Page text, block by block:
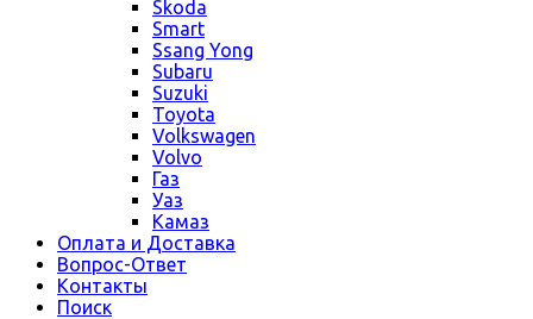
Skoda
Smart
Ssang Yong
Subaru
Suzuki
Toyota
Volkswagen
Volvo
Газ
Уаз
Камаз
Оплата и Доставка
Вопрос-Ответ
Контакты
Поиск